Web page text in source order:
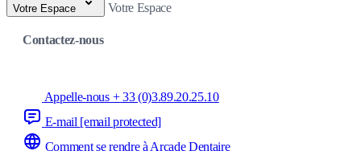
Votre Espace Votre Espace
Contactez-nous
Appelle-nous + 33 (0)3.89.20.25.10
E-mail [email protected]
Comment se rendre à Arcade Dentaire